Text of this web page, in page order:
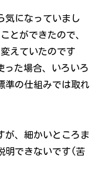
気になっていまし
とができたので、
えていたのです
った場合、いろいろ
準の仕組みでは取れ
が、細かいところま
明できないです(苦